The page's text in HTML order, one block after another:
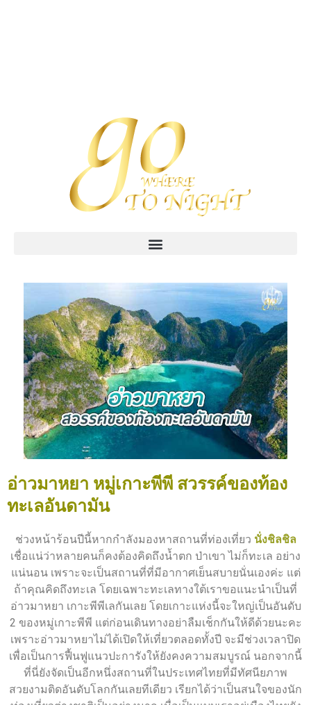
อ่าวมาหยา หมู่เกาะพีพี สวรรค์ของท้อง
ทะเลอันดามัน
ช่วงหน้าร้อนปีนี้หากกำลังมองหาสถานที่ท่องเที่ยว นั่งชิลชิล
เชื่อแน่ว่าหลายคนก็คงต้องคิดถึงน้ำตก ป่าเขา ไม่ก็ทะเล อย่าง
แน่นอน เพราะจะเป็นสถานที่ที่มีอากาศเย็นสบายนั่นเองค่ะ แต่
ถ้าคุณคิดถึงทะเล โดยเฉพาะทะเลทางใต้เราขอแนะนำเป็นที่
อ่าวมาหยา เกาะพีพีเลกันเลย โดยเกาะแห่งนี้จะใหญ่เป็นอันดับ
2 ของหมู่เกาะพีพี แต่ก่อนเดินทางอย่าลืมเช็กกันให้ดีด้วยนะคะ
เพราะอ่าวมาหยาไม่ได้เปิดให้เที่ยวตลอดทั้งปี จะมีช่วงเวลาปิด
เพื่อเป็นการฟื้นฟูแนวปะการังให้ยังคงความสมบูรณ์ นอกจากนี้
ที่นี่ยังจัดเป็นอีกหนึ่งสถานที่ในประเทศไทยที่มีทัศนียภาพ
สวยงามติดอันดับโลกกันเลยทีเดียว เรียกได้ว่าเป็นสนใจของนัก